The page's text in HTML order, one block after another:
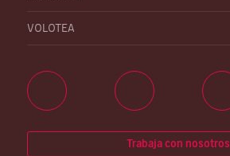
VOLOTEA
Trabaja con nosotros